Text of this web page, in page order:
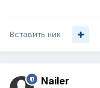
Вставить ник
Nailer